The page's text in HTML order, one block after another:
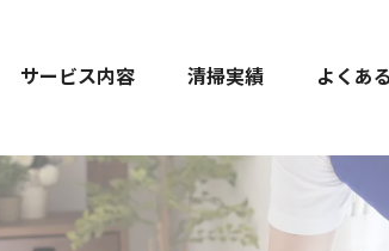
サービス内容
水回りクリーニング
ハウスクリーニング
清掃実績 よくあ